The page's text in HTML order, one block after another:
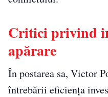
Critici privind
apărare
În postarea sa, Victor
întrebării eficiența